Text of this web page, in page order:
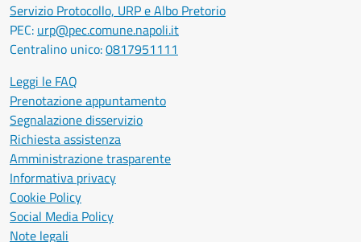
Servizio Protocollo, URP e Albo Pretorio
PEC: urp@pec.comune.napoli.it
Centralino unico:0817951111
Leggi le FAQ
Prenotazione appuntamento
Segnalazione disservizio
Richiesta assistenza
Amministrazione trasparente
Informativa privacy
Cookie Policy
Social Media Policy
Note legali